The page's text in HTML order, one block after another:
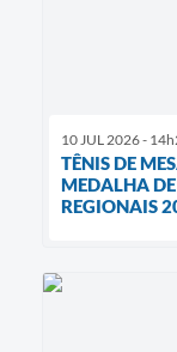
10 JUL 2026 -
TÊNIS DE
MEDALHA
REGIONAIS